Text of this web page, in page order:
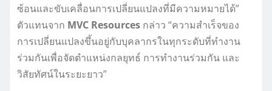
ซ้อนและขับเคลื่อนการเปลี่ยนแปลงที่มีความหมายได้”
ตัวแทนจาก MVC Resources กล่าว “ความสำเร็จของ
การเปลี่ยนแปลงขึ้นอยู่กับบุคลากรในทุกระดับที่ทำงาน
ร่วมกันเพื่อจัดตำแหน่งกลยุทธ์ การทำงานร่วมกัน และ
วิสัยทัศน์ในระยะยาว”